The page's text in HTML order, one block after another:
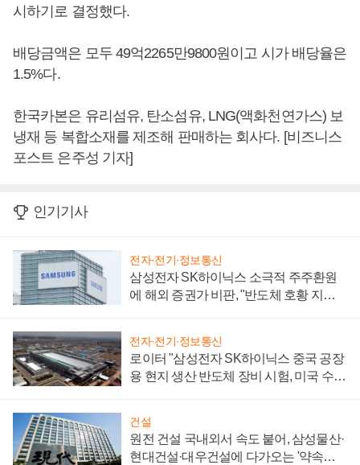
시하기로 결정했다.
배당금액은 모두 49억2265만9800원이고 시가 배당율은
1.5%다.
한국카본은 유리섬유, 탄소섬유, LNG(액화천연가스) 보
냉재 등 복합소재를 제조해 판매하는 회사다. [비즈니스
포스트 은주성 기자]
인기기사
전자·전기·정보통신
삼성전자 SK하이닉스 소극적 주주환원
에 해외 증권가 비판, "반도체 호황 지속
전자·전기·정보통신
로이터 "삼성전자 SK하이닉스 중국 공장
용 현지 생산 반도체 장비 시험, 미국 수출
건설
원전 건설 국내외서 속도 붙어, 삼성물산·
현대건설·대우건설에 다가오는 '약속의